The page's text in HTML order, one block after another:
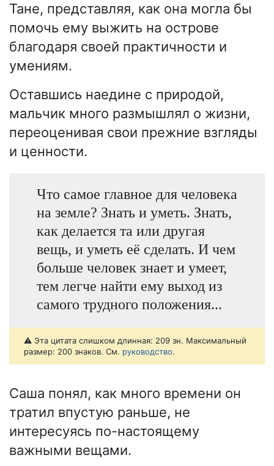
Тане, представляя, как она могла бы
помочь ему выжить на острове
благодаря своей практичности и
умениям.
Оставшись наедине с природой,
мальчик много размышлял о жизни,
переоценивая свои прежние взгляды
и ценности.
Что самое главное для человека
на земле? Знать и уметь. Знать,
как делается та или другая
вещь, и уметь её сделать. И чем
больше человек знает и умеет,
тем легче найти ему выход из
самого трудного положения...
⚠️ Эта цитата слишком длинная: 209 зн. Максимальный
размер: 200 знаков. См. руководство.
Саша понял, как много времени он
тратил впустую раньше, не
интересуясь по-настоящему
важными вещами.